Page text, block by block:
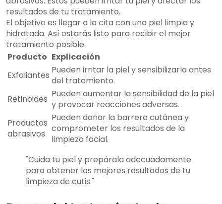
resultados de tu tratamiento.
El objetivo es llegar a la cita con una piel limpia y
hidratada. Así estarás listo para recibir el mejor
tratamiento posible.
Producto Explicación
Exfoliantes Pueden irritar la piel y sensibilizarla antes
del tratamiento.
Retinoides Pueden aumentar la sensibilidad de la piel
y provocar reacciones adversas.
Productos
abrasivos
Pueden dañar la barrera cutánea y
comprometer los resultados de la
limpieza facial.
"Cuida tu piel y prepárala adecuadamente
para obtener los mejores resultados de tu
limpieza de cutis."